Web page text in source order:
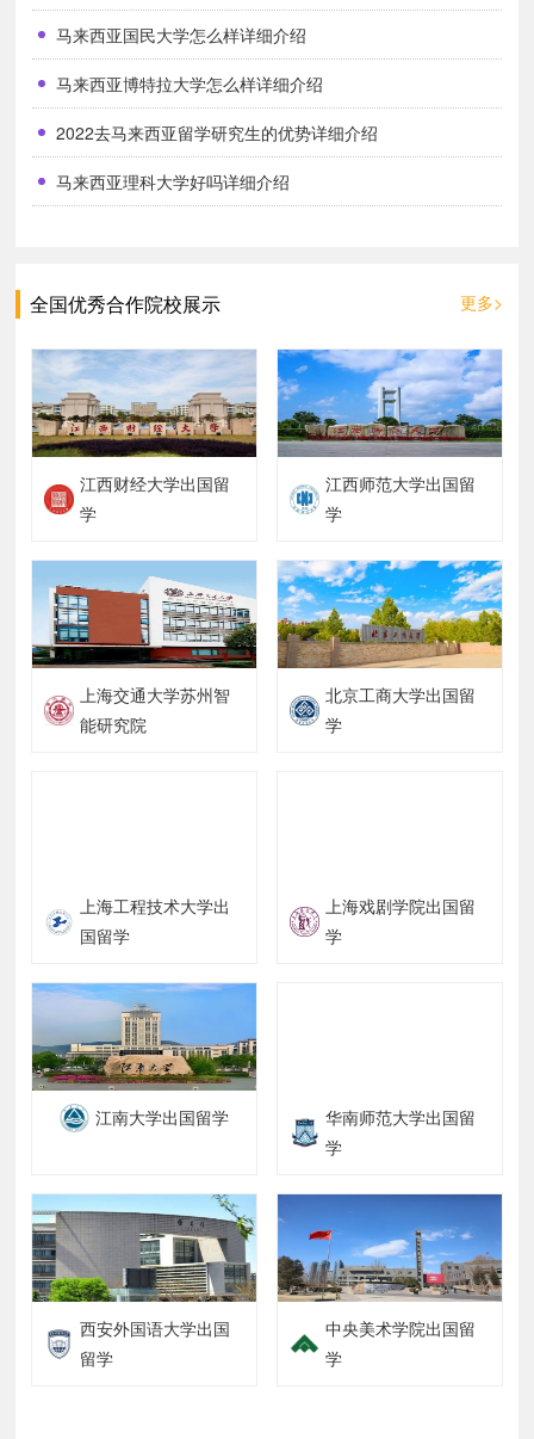
马来西亚国民大学怎么样详细介绍
马来西亚博特拉大学怎么样详细介绍
2022去马来西亚留学研究生的优势详细介绍
马来西亚理科大学好吗详细介绍
全国优秀合作院校展示 更多>
江西财经大学出国留
学
江西师范大学出国留
学
上海交通大学苏州智
能研究院
北京工商大学出国留
学
上海工程技术大学出
国留学
上海戏剧学院出国留
学
江南大学出国留学
华南师范大学出国留
学
西安外国语大学出国
留学
中央美术学院出国留
学